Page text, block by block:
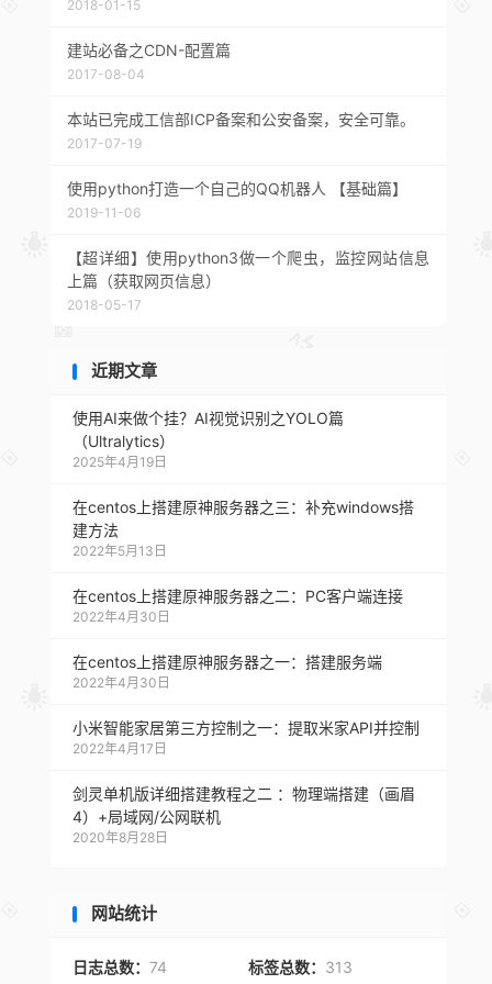
2018-01-15
建站必备之CDN-配置篇
2017-08-04
本站已完成工信部ICP备案和公安备案，安全可靠。
2017-07-19
使用python打造一个自己的QQ机器人 【基础篇】
2019-11-06
【超详细】使用python3做一个爬虫，监控网站信息
上篇（获取网页信息）
2018-05-17
近期文章
使用AI来做个挂？AI视觉识别之YOLO篇
（Ultralytics）
2025年4月19日
在centos上搭建原神服务器之三：补充windows搭
建方法
2022年5月13日
在centos上搭建原神服务器之二：PC客户端连接
2022年4月30日
在centos上搭建原神服务器之一：搭建服务端
2022年4月30日
小米智能家居第三方控制之一：提取米家API并控制
2022年4月17日
剑灵单机版详细搭建教程之二 ：物理端搭建（画眉
4）+局域网/公网联机
2020年8月28日
网站统计
日志总数： 74 标签总数： 313